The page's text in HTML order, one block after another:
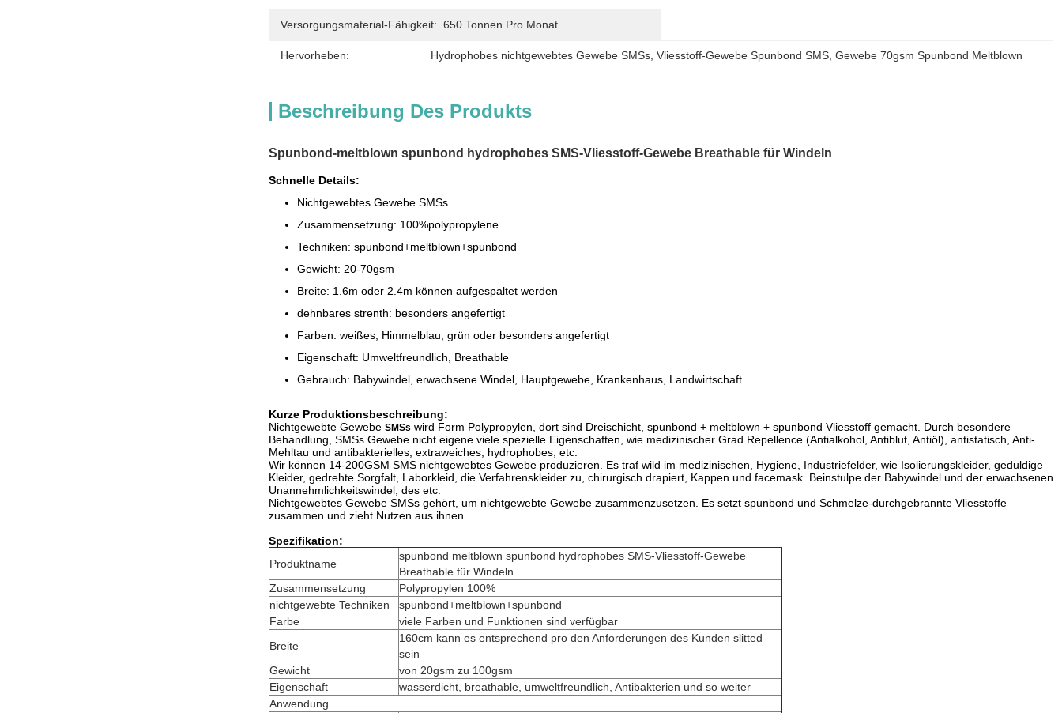
Versorgungsmaterial-Fähigkeit: 650 Tonnen Pro Monat
Hervorheben: Hydrophobes nichtgewebtes Gewebe SMSs, Vliesstoff-Gewebe Spunbond SMS, Gewebe 70gsm Spunbond Meltblown
Beschreibung Des Produkts
Spunbond-meltblown spunbond hydrophobes SMS-Vliesstoff-Gewebe Breathable für Windeln
Schnelle Details:
Nichtgewebtes Gewebe SMSs
Zusammensetzung: 100%polypropylene
Techniken: spunbond+meltblown+spunbond
Gewicht: 20-70gsm
Breite: 1.6m oder 2.4m können aufgespaltet werden
dehnbares strenth: besonders angefertigt
Farben: weißes, Himmelblau, grün oder besonders angefertigt
Eigenschaft: Umweltfreundlich, Breathable
Gebrauch: Babywindel, erwachsene Windel, Hauptgewebe, Krankenhaus, Landwirtschaft
Kurze Produktionsbeschreibung:
Nichtgewebte Gewebe SMSs wird Form Polypropylen, dort sind Dreischicht, spunbond + meltblown + spunbond Vliesstoff gemacht. Durch besondere
Behandlung, SMSs Gewebe nicht eigene viele spezielle Eigenschaften, wie medizinischer Grad Repellence (Antialkohol, Antiblut, Antiöl), antistatisch, Anti-
Mehltau und antibakterielles, extraweiches, hydrophobes, etc.
Wir können 14-200GSM SMS nichtgewebtes Gewebe produzieren. Es traf wild im medizinischen, Hygiene, Industriefelder, wie Isolierungskleider, geduldige
Kleider, gedrehte Sorgfalt, Laborkleid, die Verfahrenskleider zu, chirurgisch drapiert, Kappen und facemask. Beinstulpe der Babywindel und der erwachsenen
Unannehmlichkeitswindel, des etc.
Nichtgewebtes Gewebe SMSs gehört, um nichtgewebte Gewebe zusammenzusetzen. Es setzt spunbond und Schmelze-durchgebrannte Vliesstoffe
zusammen und zieht Nutzen aus ihnen.
Spezifikation:
Produktname
spunbond meltblown spunbond hydrophobes SMS-Vliesstoff-Gewebe
Breathable für Windeln
Zusammensetzung
Polypropylen 100%
nichtgewebte Techniken
spunbond+meltblown+spunbond
Farbe
viele Farben und Funktionen sind verfügbar
Breite
160cm kann es entsprechend pro den Anforderungen des Kunden slitted
sein
Gewicht
von 20gsm zu 100gsm
Eigenschaft
wasserdicht, breathable, umweltfreundlich, Antibakterien und so weiter
Anwendung